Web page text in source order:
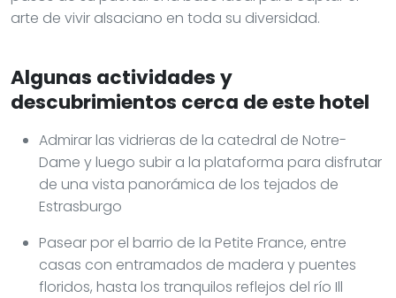
arte de vivir alsaciano en toda su diversidad.
Algunas actividades y
descubrimientos cerca de este hotel
Admirar las vidrieras de la catedral de Notre-
Dame y luego subir a la plataforma para disfrutar
de una vista panorámica de los tejados de
Estrasburgo
Pasear por el barrio de la Petite France, entre
casas con entramados de madera y puentes
floridos, hasta los tranquilos reflejos del río Ill